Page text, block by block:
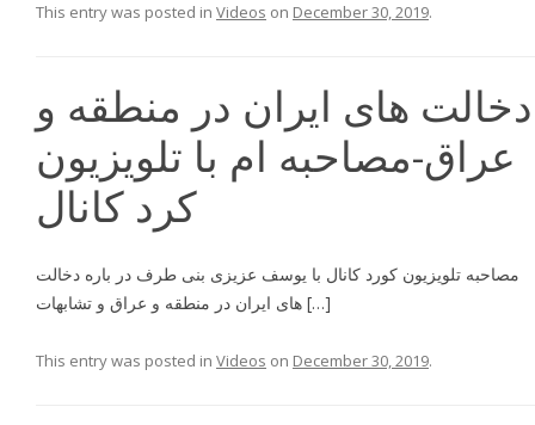
This entry was posted in Videos on December 30, 2019.
دخالت هاى ايران در منطقه و
عراق-مصاحبه ام با تلويزيون
كرد كانال
مصاحبه تلويزيون كورد كانال با يوسف عزيزى بنى طرف در باره دخالت
هاى ايران در منطقه و عراق و تشابهات […]
This entry was posted in Videos on December 30, 2019.